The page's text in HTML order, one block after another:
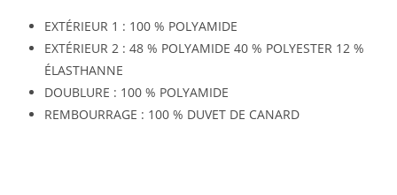
EXTÉRIEUR 1 : 100 % POLYAMIDE
EXTÉRIEUR 2 : 48 % POLYAMIDE 40 % POLYESTER 12 %
ÉLASTHANNE
DOUBLURE : 100 % POLYAMIDE
REMBOURRAGE : 100 % DUVET DE CANARD